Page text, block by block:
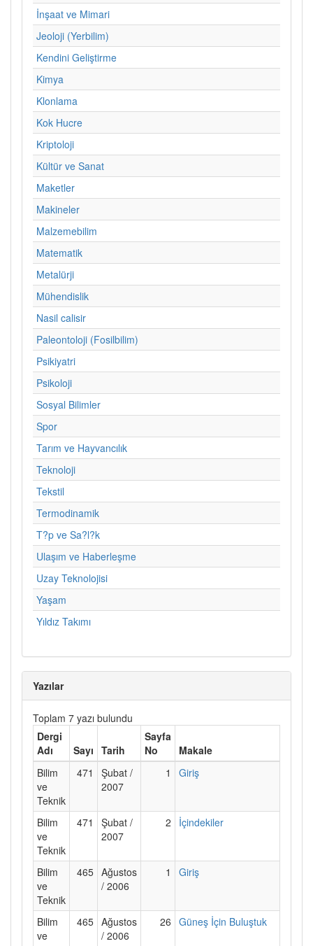
İnşaat ve Mimari
Jeoloji (Yerbilim)
Kendini Geliştirme
Kimya
Klonlama
Kok Hucre
Kriptoloji
Kültür ve Sanat
Maketler
Makineler
Malzemebilim
Matematik
Metalürji
Mühendislik
Nasil calisir
Paleontoloji (Fosilbilim)
Psikiyatri
Psikoloji
Sosyal Bilimler
Spor
Tarım ve Hayvancılık
Teknoloji
Tekstil
Termodinamik
T?p ve Sa?l?k
Ulaşım ve Haberleşme
Uzay Teknolojisi
Yaşam
Yıldız Takımı
Yazılar
Toplam 7 yazı bulundu
Dergi
Adı
Sayı Tarih
Sayfa
No
Makale
Bilim
ve
Teknik
471
Şubat /
2007
1 Giriş
Bilim
ve
Teknik
471
Şubat /
2007
2 İçindekiler
Bilim
ve
Teknik
465 Ağustos
/ 2006
1 Giriş
Bilim
ve
465 Ağustos
/ 2006
26 Güneş İçin Buluştuk